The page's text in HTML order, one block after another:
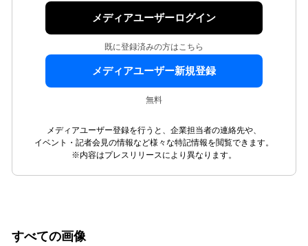
メディアユーザーログイン
既に登録済みの方はこちら
メディアユーザー新規登録
無料
メディアユーザー登録を行うと、企業担当者の連絡先や、
イベント・記者会見の情報など様々な特記情報を閲覧できます。
※内容はプレスリリースにより異なります。
すべての画像